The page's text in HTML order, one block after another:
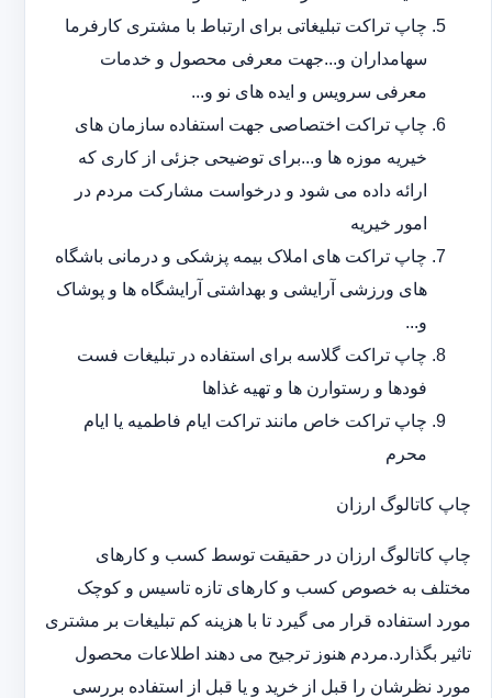
چاپ تراکت تبلیغاتی برای ارتباط با مشتری کارفرما
سهامداران و...جهت معرفی محصول و خدمات
معرفی سرویس و ایده های نو و...
چاپ تراکت اختصاصی جهت استفاده سازمان های
خیریه موزه ها و...برای توضیحی جزئی از کاری که
ارائه داده می شود و درخواست مشارکت مردم در
امور خیریه
چاپ تراکت های املاک بیمه پزشکی و درمانی باشگاه
های ورزشی آرایشی و بهداشتی آرایشگاه ها و پوشاک
و...
چاپ تراکت گلاسه برای استفاده در تبلیغات فست
فودها و رستوارن ها و تهیه غذاها
چاپ تراکت خاص مانند تراکت ایام فاطمیه یا ایام
محرم
چاپ کاتالوگ ارزان
چاپ کاتالوگ ارزان در حقیقت توسط کسب و کارهای
مختلف به خصوص کسب و کارهای تازه تاسیس و کوچک
مورد استفاده قرار می گیرد تا با هزینه کم تبلیغات بر مشتری
تاثیر بگذارد.مردم هنوز ترجیح می دهند اطلاعات محصول
مورد نظرشان را قبل از خرید و یا قبل از استفاده بررسی